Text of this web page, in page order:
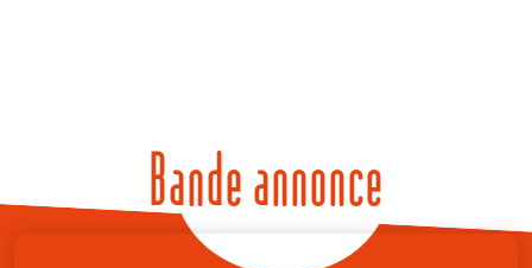
Bande annonce